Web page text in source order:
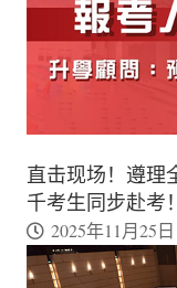
直击现场！遵理
千考生同步赴考！
2025年11月25日